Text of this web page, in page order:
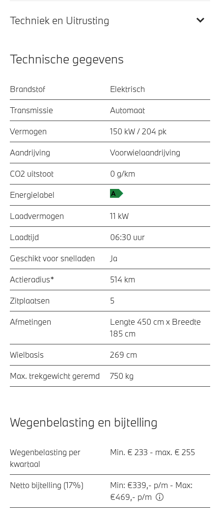
Techniek en Uitrusting
Technische gegevens
Brandstof Elektrisch
Transmissie Automaat
Vermogen 150 kW / 204 pk
Aandrijving Voorwielaandrijving
CO2 uitstoot 0 g/km
Energielabel
Laadvermogen 11 kW
Laadtijd 06:30 uur
Geschikt voor snelladen Ja
Actieradius* 514 km
Zitplaatsen 5
Afmetingen
Lengte 450 cm x Breedte
185 cm
Wielbasis 269 cm
Max. trekgewicht geremd 750 kg
Wegenbelasting en bijtelling
Wegenbelasting per
kwartaal
Min. € 233 - max. € 255
Netto bijtelling (17%)
Min: €339,- p/m - Max:
€469,- p/m